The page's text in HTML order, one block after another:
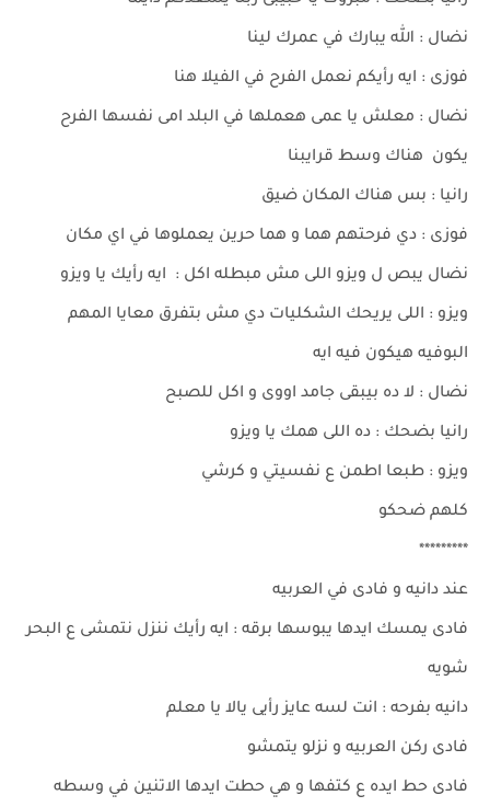
نضال : الله يبارك في عمرك لينا
فوزى : ايه رأيكم نعمل الفرح في الفيلا هنا
نضال : معلش يا عمى هعملها في البلد امى نفسها الفرح
يكون هناك وسط قرايبنا
رانيا : بس هناك المكان ضيق
فوزى : دي فرحتهم هما و هما حرين يعملوها في اي مكان
نضال يبص ل ويزو اللى مش مبطله اكل : ايه رأيك يا ويزو
ويزو : اللى يريحك الشكليات دي مش بتفرق معايا المهم
البوفيه هيكون فيه ايه
نضال : لا ده بيبقى جامد اووى و اكل للصبح
رانيا بضحك : ده اللى همك يا ويزو
ويزو : طبعا اطمن ع نفسيتي و كرشي
كلهم ضحكو
*********
عند دانيه و فادى في العربيه
فادى يمسك ايدها يبوسها برقه : ايه رأيك ننزل نتمشى ع البحر
شويه
دانيه بفرحه : انت لسه عايز رأيى يالا يا معلم
فادى ركن العربيه و نزلو يتمشو
فادى حط ايده ع كتفها و هي حطت ايدها الاتنين في وسطه